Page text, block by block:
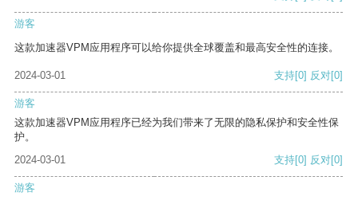
游客
这款加速器VPM应用程序可以给你提供全球覆盖和最高安全性的连接。
2024-03-01 支持[0] 反对[0]
游客
这款加速器VPM应用程序已经为我们带来了无限的隐私保护和安全性保
护。
2024-03-01
支持[0] 反对[0]
游客